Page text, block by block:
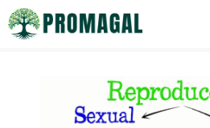
Saltar
al